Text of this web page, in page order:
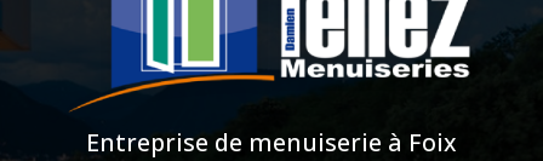
Entreprise de menuiserie à Foix